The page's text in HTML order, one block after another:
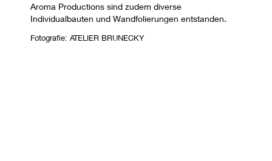
Aroma Productions sind zudem diverse
Individualbauten und Wandfolierungen entstanden.
Fotografie: ATELIER BRUNECKY